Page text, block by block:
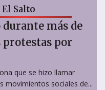
El Salto
más de
protestas por
que se hizo llamar
movimientos sociales de...